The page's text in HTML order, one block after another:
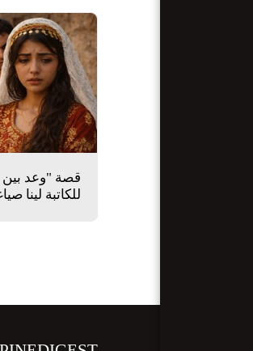
للكاتبة لينا